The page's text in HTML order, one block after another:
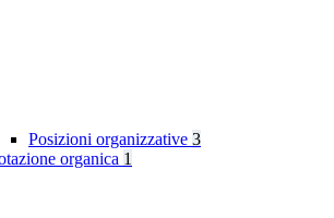
Posizioni organizzative 3
organica 1